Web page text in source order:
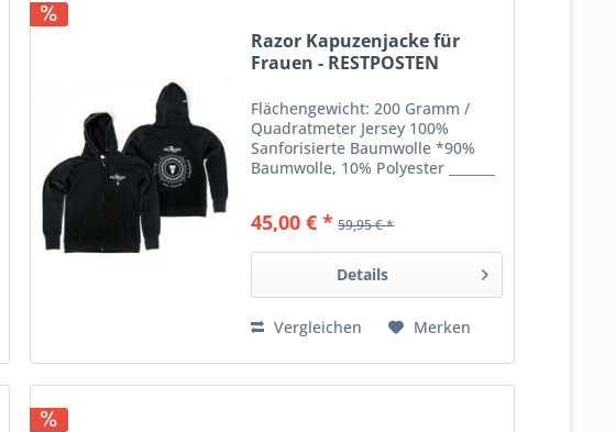
Razor Kapuzenjacke für
Frauen - RESTPOSTEN
Flächengewicht: 200 Gramm /
Quadratmeter Jersey 100%
Sanforisierte Baumwolle *90%
Baumwolle, 10% Polyester _______
Go Side Mount Privada Xel-Ha
77710 Puerto Aventuras
45,00 € * 59,95 € *
Details
Vergleichen Merken